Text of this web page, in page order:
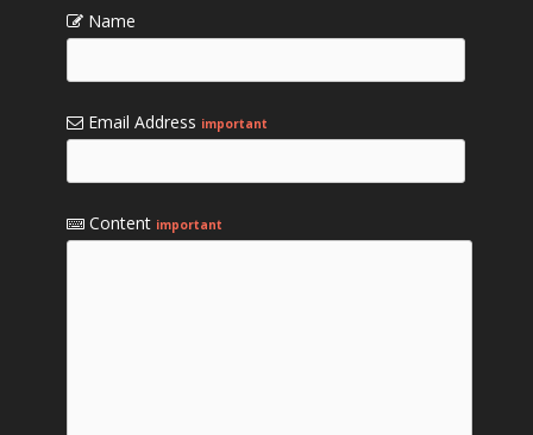
Name
Email Address important
Content important